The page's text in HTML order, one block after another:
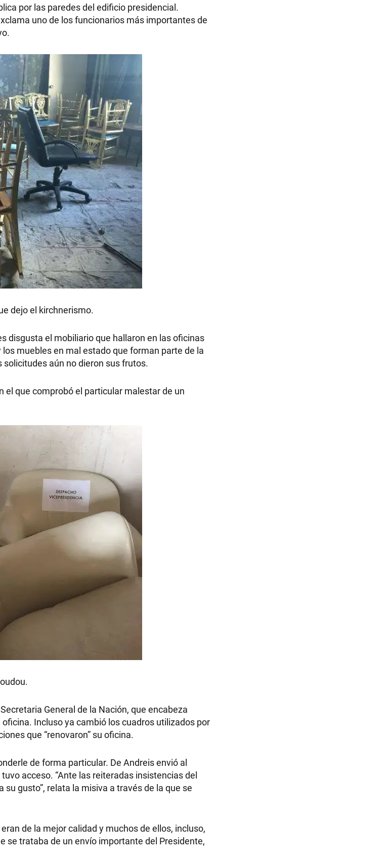
por las paredes del edificio presidencial.
uno de los funcionarios más importantes de
dejo el kirchnerismo.
disgusta el mobiliario que hallaron en las oficinas
muebles en mal estado que forman parte de la
solicitudes aún no dieron sus frutos.
el que comprobó el particular malestar de un
General de la Nación, que encabeza
Incluso ya cambió los cuadros utilizados por
que “renovaron” su oficina.
de forma particular. De Andreis envió al
tuvo acceso. “Ante las reiteradas insistencias del
gusto”, relata la misiva a través de la que se
de la mejor calidad y muchos de ellos, incluso,
se trataba de un envío importante del Presidente,
PALABRAS
HORÓSCOPO
Seguinos